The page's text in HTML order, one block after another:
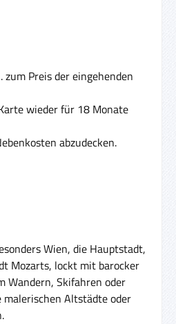
Preis der eingehenden
wieder für 18 Monate
abzudecken.
Wien, die Hauptstadt,
Mozarts, lockt mit barocker
Wandern, Skifahren oder
Altstädte oder